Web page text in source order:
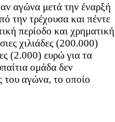
αγώνα μετά την έναρξή
την τρέχουσα και πέντε
περίοδο και χρηματική
χιλιάδες (200.000)
(2.000) ευρώ για τα
ομάδα δεν
του αγώνα, το οποίο